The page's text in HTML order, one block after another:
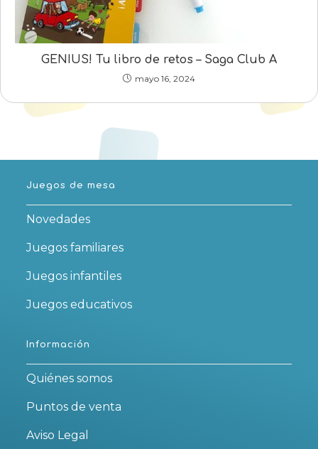
GENIUS! Tu libro de retos – Saga Club A
mayo 16, 2024
Juegos de mesa
Novedades
Juegos familiares
Juegos infantiles
Juegos educativos
Información
Quiénes somos
Puntos de venta
Aviso Legal